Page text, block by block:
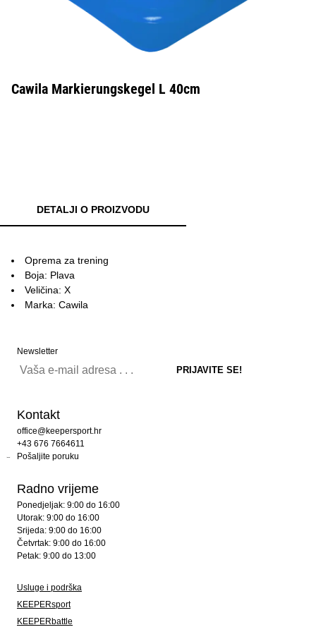
Cawila Markierungskegel L 40cm
DETALJI O PROIZVODU
Oprema za trening
Boja: Plava
Veličina: X
Marka: Cawila
Newsletter
Kontakt
office@keepersport.hr
+43 676 7664611
Pošaljite poruku
Radno vrijeme
Ponedjeljak: 9:00 do 16:00
Utorak: 9:00 do 16:00
Srijeda: 9:00 do 16:00
Četvrtak: 9:00 do 16:00
Petak: 9:00 do 13:00
Usluge i podrška
KEEPERsport
KEEPERbattle